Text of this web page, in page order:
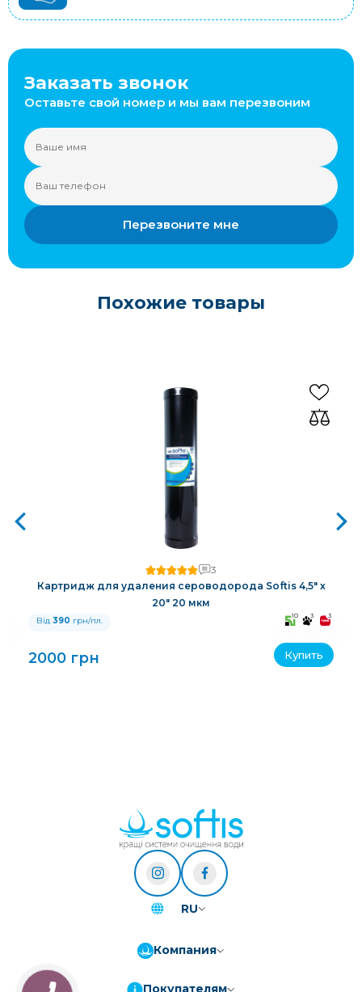
Заказать звонок
Оставьте свой номер и мы вам перезвоним
Перезвоните мне
Похожие товары
3
Картридж для удаления сероводорода Softis 4,5" х
20" 20 мкм
Від 390 грн/пл. 10 3 3
2000 грн Купить
RU
Компания
Покупателям